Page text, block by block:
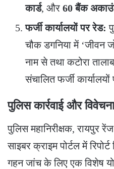
कार्ड, और 60 बैंक
फर्जी कार्यालयों पर रेड:
चौक डगनिया में ‘जीवन
नाम से तथा कटोरा
संचालित फर्जी कार्यालयों
पुलिस कार्रवाई और
​पुलिस महानिरीक्षक, रायपुर
साइबर क्राइम पोर्टल में
गहन जांच के लिए एक विशेष